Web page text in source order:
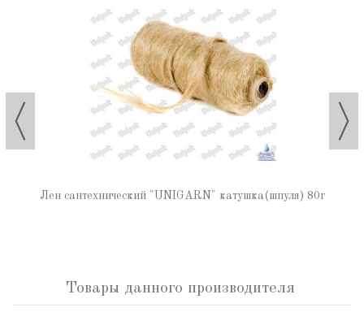
Лен сантехнический "UNIGARN" катушка(шпуля) 80г
Товары данного производителя